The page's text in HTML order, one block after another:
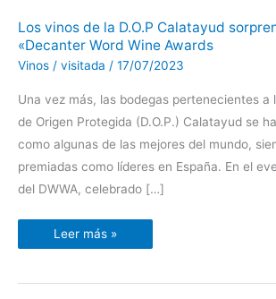
Los vinos de la D.O.P Calatayud
«Decanter Word Wine Awards
Vinos / visitada / 17/07/2023
Una vez más, las bodegas pertenecientes a
de Origen Protegida (D.O.P.) Calatayud se
como algunas de las mejores del mundo,
premiadas como líderes en España. En el
del DWWA, celebrado […]
Los
vinos
de
la
D.O.P
sorprenden
en
los
«Decanter
Word
Wine
Awards
Leer más »